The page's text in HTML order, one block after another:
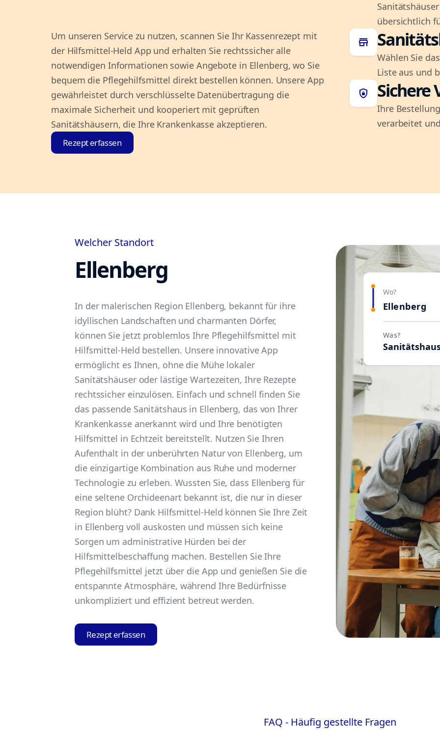
Um unseren Service zu nutzen, scannen Sie Ihr Kassenrezept mit
der Hilfsmittel-Held App und erhalten Sie rechtssicher alle
notwendigen Informationen sowie Angebote in Ellenberg, wo Sie
bequem die Pflegehilfsmittel direkt bestellen können. Unsere App
gewährleistet durch verschlüsselte Datenübertragung die
maximale Sicherheit und kooperiert mit geprüften
Sanitätshäusern, die Ihre Krankenkasse akzeptieren.
Rezept erfassen
übersichtlich
store
Wählen Sie
Liste aus und
shield_lock Sichere
Ihre
verarbeitet
Welcher Standort
Ellenberg
In der malerischen Region Ellenberg, bekannt für ihre
idyllischen Landschaften und charmanten Dörfer,
können Sie jetzt problemlos Ihre Pflegehilfsmittel mit
Hilfsmittel-Held bestellen. Unsere innovative App
ermöglicht es Ihnen, ohne die Mühe lokaler
Sanitätshäuser oder lästige Wartezeiten, Ihre Rezepte
rechtssicher einzulösen. Einfach und schnell finden Sie
das passende Sanitätshaus in Ellenberg, das von Ihrer
Krankenkasse anerkannt wird und Ihre benötigten
Hilfsmittel in Echtzeit bereitstellt. Nutzen Sie Ihren
Aufenthalt in der unberührten Natur von Ellenberg, um
die einzigartige Kombination aus Ruhe und moderner
Technologie zu erleben. Wussten Sie, dass Ellenberg für
eine seltene Orchideenart bekannt ist, die nur in dieser
Region blüht? Dank Hilfsmittel-Held können Sie Ihre Zeit
in Ellenberg voll auskosten und müssen sich keine
Sorgen um administrative Hürden bei der
Hilfsmittelbeschaffung machen. Bestellen Sie Ihre
Pflegehilfsmittel jetzt über die App und genießen Sie die
entspannte Atmosphäre, während Ihre Bedürfnisse
unkompliziert und effizient betreut werden.
Rezept erfassen
Wo?
Ellenberg
Was?
FAQ - Häufig gestellte Fragen